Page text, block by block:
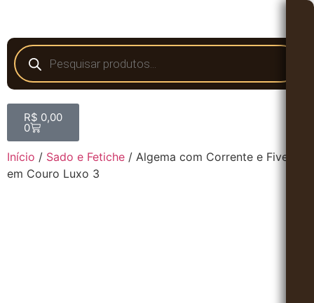
R$ 0,00
0
Início / Sado e Fetiche / Algema com Corrente e Fivelas
em Couro Luxo 3